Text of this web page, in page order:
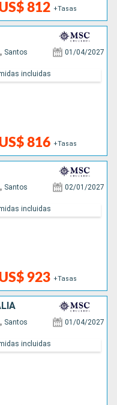
812 +Tasas
Santos 01/04/2027
816 +Tasas
incluidas
Santos 02/01/2027
923 +Tasas
incluidas
Santos 01/04/2027
incluidas